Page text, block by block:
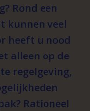
Rond een
kunnen veel
heeft u nood
alleen op de
regelgeving,
Rationeel